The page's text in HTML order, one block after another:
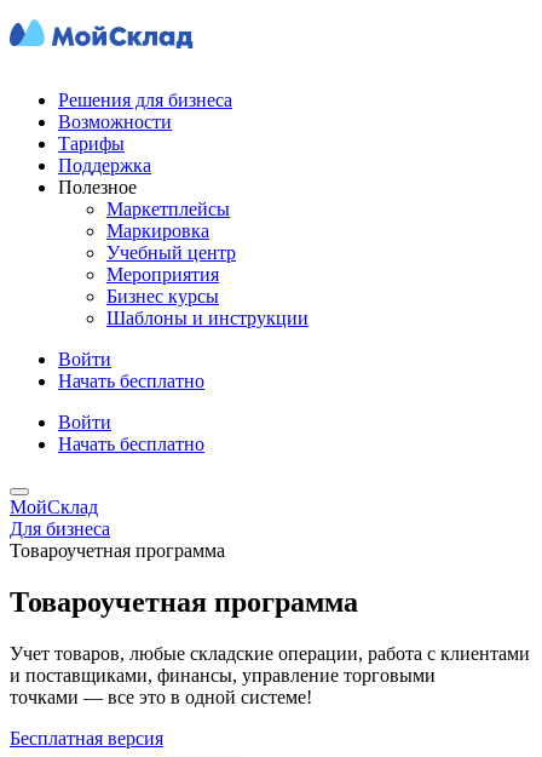
Решения для бизнеса
Возможности
Тарифы
Поддержка
Полезное
Маркетплейсы
Маркировка
Учебный центр
Мероприятия
Бизнес курсы
Шаблоны и инструкции
Войти
Начать бесплатно
Войти
Начать бесплатно
МойСклад
Для бизнеса
Товароучетная программа
Товароучетная программа
Учет товаров, любые складские операции, работа с клиентами
и поставщиками, финансы, управление торговыми
точками — все это в одной системе!
Бесплатная версия